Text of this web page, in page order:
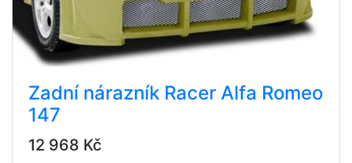
Zadní nárazník Racer Alfa Romeo
147
12 968 Kč